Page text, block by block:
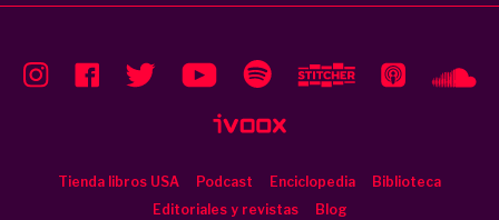
Tienda libros USA Podcast Enciclopedia
Biblioteca
Editoriales y revistas
Blog